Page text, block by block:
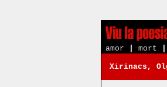
amor
mort
Xirinacs,